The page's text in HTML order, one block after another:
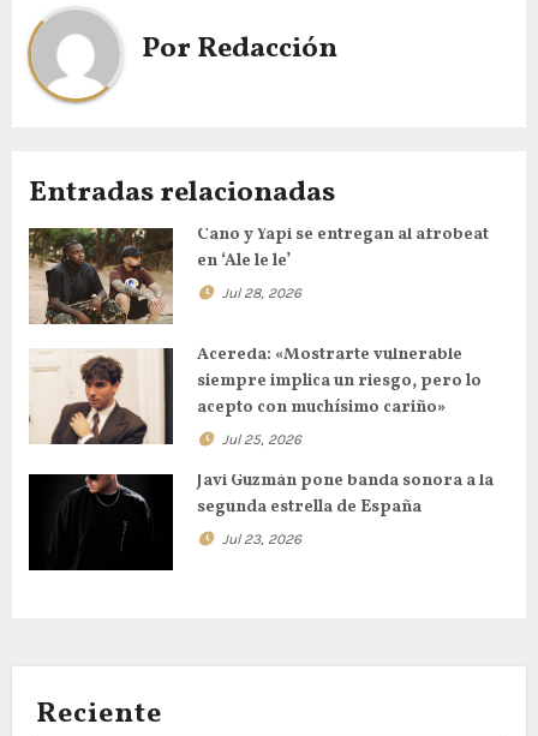
PorRedacción
Entradas relacionadas
Cano y Yapi se entregan al afrobeat
en ‘Ale le le’
Jul 28, 2026
Acereda: «Mostrarte vulnerable
siempre implica un riesgo, pero lo
acepto con muchísimo cariño»
Jul 25, 2026
Javi Guzmán pone banda sonora a la
segunda estrella de España
Jul 23, 2026
Reciente